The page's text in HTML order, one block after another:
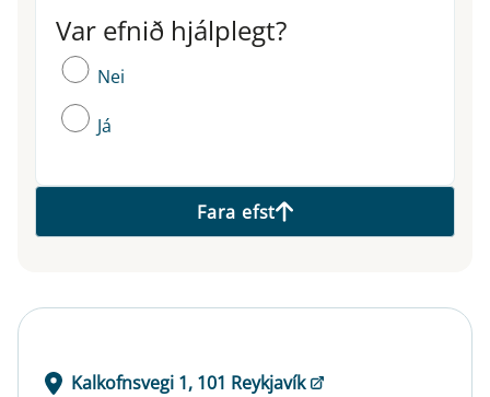
Var efnið hjálplegt?
Var efnið hjálplegt?
Nei
Já
Fara efst
Kalkofnsvegi 1, 101 Reykjavík